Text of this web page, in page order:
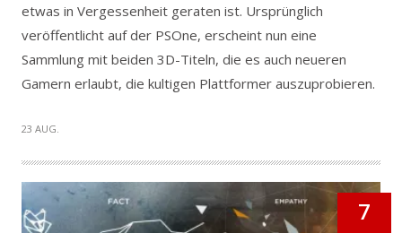
etwas in Vergessenheit geraten ist. Ursprünglich
veröffentlicht auf der PSOne, erscheint nun eine
Sammlung mit beiden 3D-Titeln, die es auch neueren
Gamern erlaubt, die kultigen Plattformer auszuprobieren.
23 AUG.
7